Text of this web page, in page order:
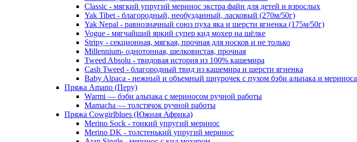
Classic - мягкий упругий меринос экстра файн для детей и взрослых
Yak Tibet - благородный, необузданный, ласковый (270м/50г)
Yak Nepal - равнозначный союз пуха яка и шерсти ягненка (175м/50г)
Vogue - мягчайший яркий супер кид мохер на шёлке
Stripy - секционная, мягкая, прочная для носков и не только
Millennium- однотонная, шелковистая, прочная
Tweed Absolu - твидовая история из 100% кашемира
Cash Tweed - благородный твид из кашемира и шерсти ягненка
Baby Alpaca - нежный и объемный шнурочек с пухом бэби альпака и мериноса
Пряжа Amano (Перу)
Warmi — бэби альпака с мериносом ручной работы
Mamacha — толстячок ручной работы
Пряжа Cowgirlblues (Южная Африка)
Merino Sock - тонкий упругий меринос
Merino DK - толстенький упругий меринос